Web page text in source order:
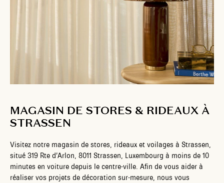
MAGASIN DE STORES & RIDEAUX À
STRASSEN
Visitez notre magasin de stores, rideaux et voilages à Strassen,
situé 319 Rte d’Arlon, 8011 Strassen, Luxembourg à moins de 10
minutes en voiture depuis le centre-ville. Afin de vous aider à
réaliser vos projets de décoration sur-mesure, nous vous